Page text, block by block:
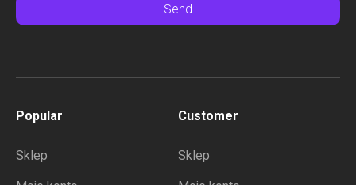
Send
Popular
Sklep
Customer
Sklep